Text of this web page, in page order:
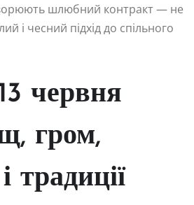
шлюбний контракт — не
і чесний підхід до спільного
червня
гром,
традиції